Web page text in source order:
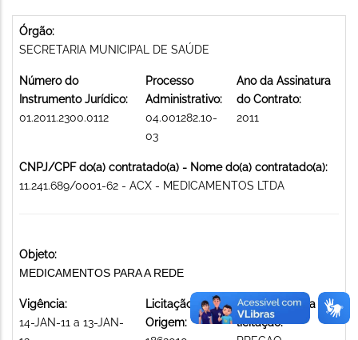
Órgão:
SECRETARIA MUNICIPAL DE SAÚDE
Número do
Instrumento Jurídico:
01.2011.2300.0112
Processo
Administrativo:
04.001282.10-
03
Ano da Assinatura
do Contrato:
2011
CNPJ/CPF do(a) contratado(a) - Nome do(a) contratado(a):
11.241.689/0001-62 - ACX - MEDICAMENTOS LTDA
Objeto:
MEDICAMENTOS PARA A REDE
Vigência:
14-JAN-11 a 13-JAN-
Licitação de
Origem:
Modalidade da
licitação: